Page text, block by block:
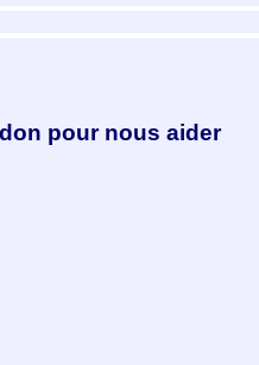
pour nous aider